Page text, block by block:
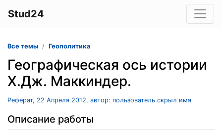
Stud24
Все темы Геополитика
Географическая ось истории
Х.Дж. Маккиндер.
Реферат, 22 Апреля 2012, автор: пользователь скрыл имя
Описание работы